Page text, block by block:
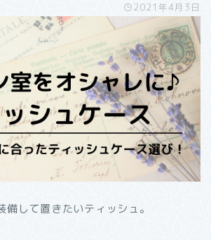
2021年4月3日
備して置きたいティッシュ。